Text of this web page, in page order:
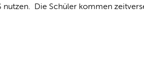
nutzen. Die Schüler kommen